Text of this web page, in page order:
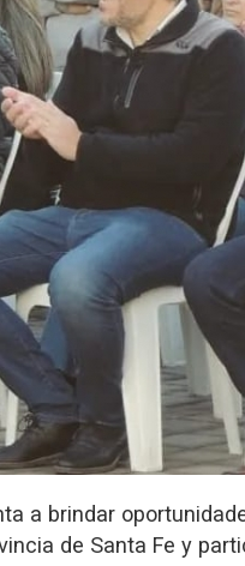
a brindar
de Santa Fe y